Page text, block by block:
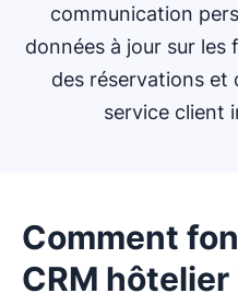
communication
données à jour sur
des réservations et
service client
Comment
CRM hôtelier